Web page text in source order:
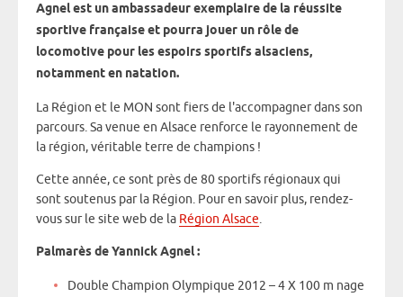
Agnel est un ambassadeur exemplaire de la réussite
sportive française et pourra jouer un rôle de
locomotive pour les espoirs sportifs alsaciens,
notamment en natation.
La Région et le MON sont fiers de l'accompagner dans son
parcours. Sa venue en Alsace renforce le rayonnement de
la région, véritable terre de champions !
Cette année, ce sont près de 80 sportifs régionaux qui
sont soutenus par la Région. Pour en savoir plus, rendez-
vous sur le site web de la Région Alsace.
Palmarès de Yannick Agnel :
Double Champion Olympique 2012 – 4 X 100 m nage